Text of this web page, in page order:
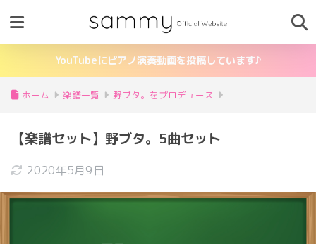
YouTubeにピアノ演奏動画を投稿しています♪
ホーム 楽譜一覧 野ブタ。をプロデュース
【楽譜セット】野ブタ。5曲セット
2020年5月9日